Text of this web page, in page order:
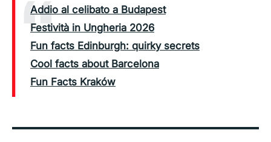
Addio al celibato a Budapest
Festività in Ungheria 2026
Fun facts Edinburgh: quirky secrets
Cool facts about Barcelona
Fun Facts Kraków